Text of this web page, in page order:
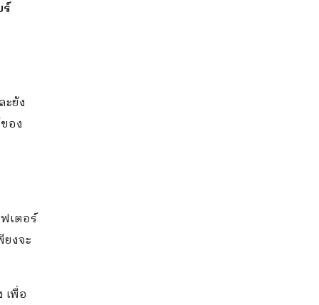
ร์
ยัง
อง
เตอร์
งจะ
เพื่อ